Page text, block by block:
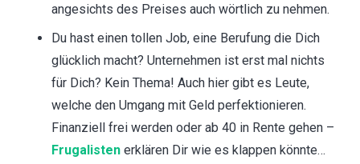
angesichts des Preises auch wörtlich zu nehmen.
Du hast einen tollen Job, eine Berufung die Dich
glücklich macht? Unternehmen ist erst mal nichts
für Dich? Kein Thema! Auch hier gibt es Leute,
welche den Umgang mit Geld perfektionieren.
Finanziell frei werden oder ab 40 in Rente gehen –
Frugalisten erklären Dir wie es klappen könnte…